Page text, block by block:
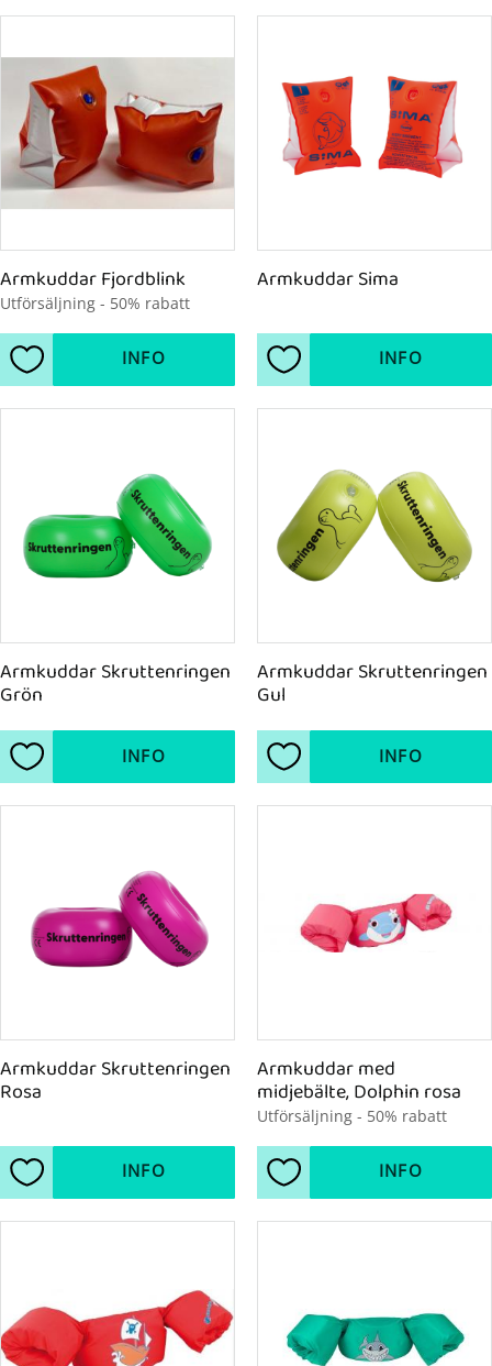
Armkuddar Fjordblink
Utförsäljning - 50% rabatt
Lägg till i favoriter
INFO
Armkuddar Sima
Lägg till i favoriter
INFO
Armkuddar Skruttenringen
Grön
Lägg till i favoriter
INFO
Armkuddar Skruttenringen
Gul
Lägg till i favoriter
INFO
Armkuddar Skruttenringen
Rosa
Lägg till i favoriter
INFO
Armkuddar med
midjebälte, Dolphin rosa
Utförsäljning - 50% rabatt
Lägg till i favoriter
INFO